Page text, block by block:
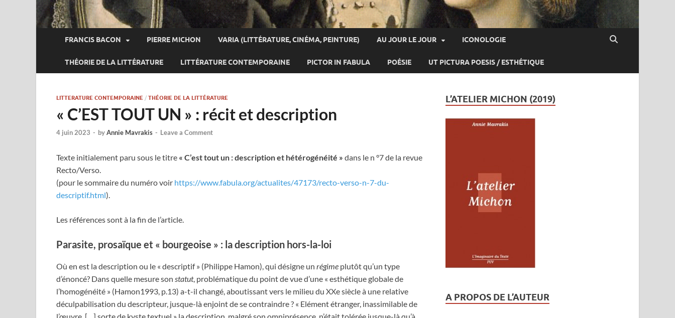
FRANCIS BACON PIERRE MICHON VARIA (LITTÉRATURE, CINÉMA, PEINTURE) AU JOUR LE JOUR ICONOLOGIE
THÉORIE DE LA LITTÉRATURE LITTÉRATURE CONTEMPORAINE PICTOR IN FABULA POÉSIE UT PICTURA POESIS / ESTHÉTIQUE
LITTERATURE CONTEMPORAINE / THÉORIE DE LA LITTÉRATURE
« C’EST TOUT UN » : récit et description
4 juin 2023 - byAnnie Mavrakis - Leave a Comment
Texte initialement paru sous le titre « C’est tout un : description et hétérogénéité » dans le n °7 de la revue
Recto/Verso.
(pour le sommaire du numéro voir https://www.fabula.org/actualites/47173/recto-verso-n-7-du-
descriptif.html).
Les références sont à la fin de l’article.
Parasite, prosaïque et « bourgeoise » : la description hors-la-loi
Où en est la description ou le « descriptif » (Philippe Hamon), qui désigne un régime plutôt qu’un type
d’énoncé? Dans quelle mesure son statut, problématique du point de vue d’une « esthétique globale de
l’homogénéité » (Hamon1993, p.13) a-t-il changé, aboutissant vers le milieu du XXe siècle à une relative
déculpabilisation du descripteur, jusque-là enjoint de se contraindre ? « Elément étranger, inassimilable de
L’ATELIER MICHON (2019)
A PROPOS DE L’AUTEUR